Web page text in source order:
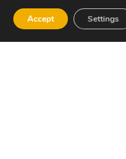
Accept Settings